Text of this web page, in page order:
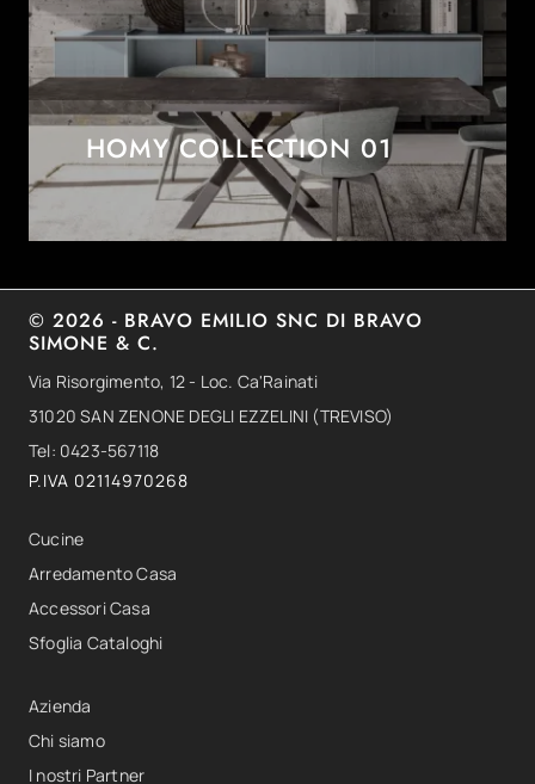
HOMY COLLECTION 01
© 2026 - BRAVO EMILIO SNC DI BRAVO
SIMONE & C.
Via Risorgimento, 12 - Loc. Ca'Rainati
31020 SAN ZENONE DEGLI EZZELINI (TREVISO)
Tel: 0423-567118
P.IVA 02114970268
Cucine
Arredamento Casa
Accessori Casa
Sfoglia Cataloghi
Azienda
Chi siamo
I nostri Partner